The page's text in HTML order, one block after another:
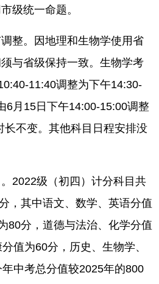
级统一命题。
。因地理和生物学使用省
与省级保持一致。生物学考
11:40调整为下午14:30-
6月15日下午14:00-15:00调整
长不变。其他科目日程安排没
级（初四）计分科目共
，其中语文、数学、英语分值
80分，道德与法治、化学分值
值为60分，历史、生物学、
中考总分值较2025年的800